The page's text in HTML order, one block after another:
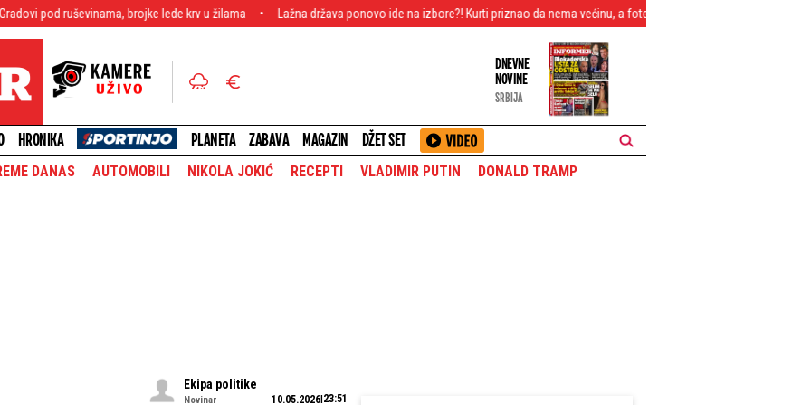
brojke lede krv u žilama Lažna država ponovo ide na izbore?! Kurti priznao da nema većinu, a fotelja predsednika mu izmiče
DNEVNE
NOVINE
SRBIJA
HRONIKA PLANETA ZABAVA MAGAZIN DŽET SET
DANAS AUTOMOBILI NIKOLA JOKIĆ RECEPTI VLADIMIR PUTIN DONALD TRAMP
Ekipa politike
Novinar 10.05.2026 23:51